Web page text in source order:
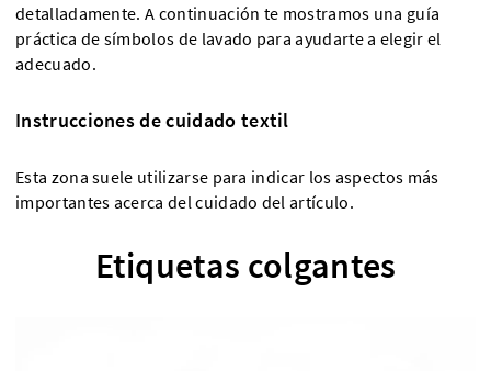
detalladamente. A continuación te mostramos una guía
práctica de símbolos de lavado para ayudarte a elegir el
adecuado.
Instrucciones de cuidado textil
Esta zona suele utilizarse para indicar los aspectos más
importantes acerca del cuidado del artículo.
Etiquetas colgantes